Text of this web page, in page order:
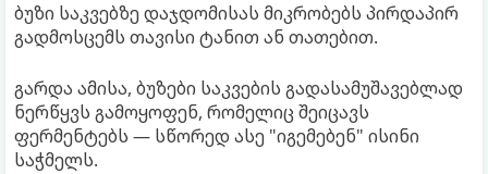
ბუზი საკვებზე დაჯდომისას მიკრობებს პირდაპირ
გადმოსცემს თავისი ტანით ან თათებით.
გარდა ამისა, ბუზები საკვების გადასამუშავებლად
ნერწყვს გამოყოფენ, რომელიც შეიცავს
ფერმენტებს — სწორედ ასე "იგემებენ" ისინი
საჭმელს.